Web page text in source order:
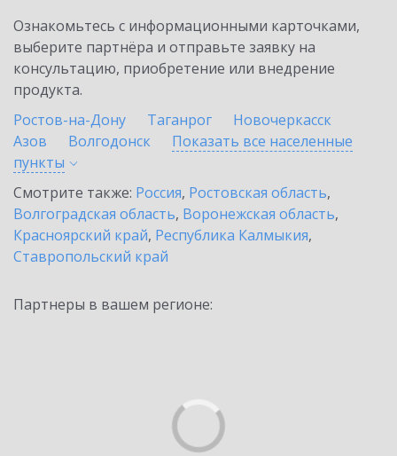
Ознакомьтесь с информационными карточками,
выберите партнёра и отправьте заявку на
консультацию, приобретение или внедрение
продукта.
Ростов-на-Дону
Таганрог
Новочеркасск
Азов
Волгодонск
Показать все населенные
пункты
Смотрите также: Россия, Ростовская область,
Волгоградская область, Воронежская область,
Красноярский край, Республика Калмыкия,
Ставропольский край
Партнеры в вашем регионе: